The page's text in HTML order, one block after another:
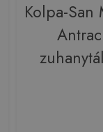
Kolpa-San